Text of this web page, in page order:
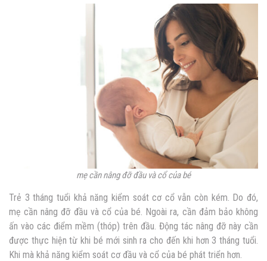
mẹ cần nâng đỡ đầu và cổ của bé
Trẻ 3 tháng tuổi khả năng kiểm soát cơ cổ vẫn còn kém. Do đó,
mẹ cần nâng đỡ đầu và cổ của bé. Ngoài ra, cần đảm bảo không
ấn vào các điểm mềm (thóp) trên đầu. Động tác nâng đỡ này cần
được thực hiện từ khi bé mới sinh ra cho đến khi hơn 3 tháng tuổi.
Khi mà khả năng kiểm soát cơ đầu và cổ của bé phát triển hơn.